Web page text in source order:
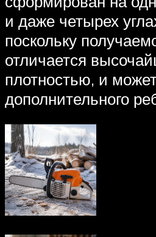
и даже четырех
поскольку
отличается
плотностью, и
дополнительного